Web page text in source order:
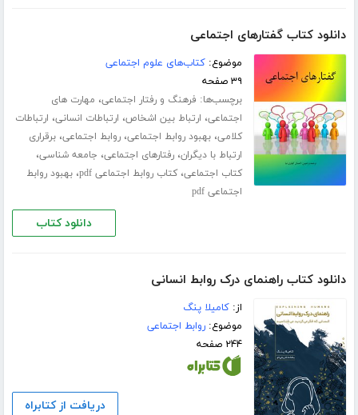
دانلود کتاب گفتارهای اجتماعی
موضوع:کتاب‌های علوم اجتماعی
۳۹ صفحه
برچسب‌ها: فرهنگ و رفتار اجتماعی، مهارت های
اجتماعی، ارتباط بین اشخاص، ارتباطات انسانی، ارتباطات
کلامی،بهبود روابط اجتماعی،روابط اجتماعی،برقراری
ارتباط با دیگران،رفتارهای اجتماعی، جامعه شناسی،
کتاب اجتماعی،کتاب روابط اجتماعی pdf ،بهبود روابط
اجتماعی pdf
دانلود کتاب
دانلود کتاب راهنمای درک روابط انسانی
از:کامیلا پنگ
موضوع:روابط اجتماعی
۲۴۴ صفحه
دریافت از کتابراه